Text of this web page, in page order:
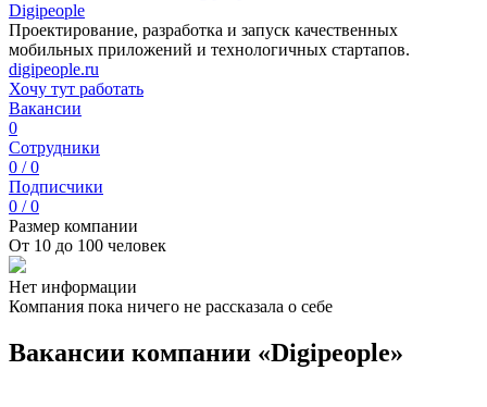
Digipeople
Проектирование, разработка и запуск качественных
мобильных приложений и технологичных стартапов.
digipeople.ru
Хочу тут работать
Вакансии
0
Сотрудники
0 / 0
Подписчики
0 / 0
Размер компании
От 10 до 100 человек
Нет информации
Компания пока ничего не рассказала о себе
Вакансии компании «Digipeople»